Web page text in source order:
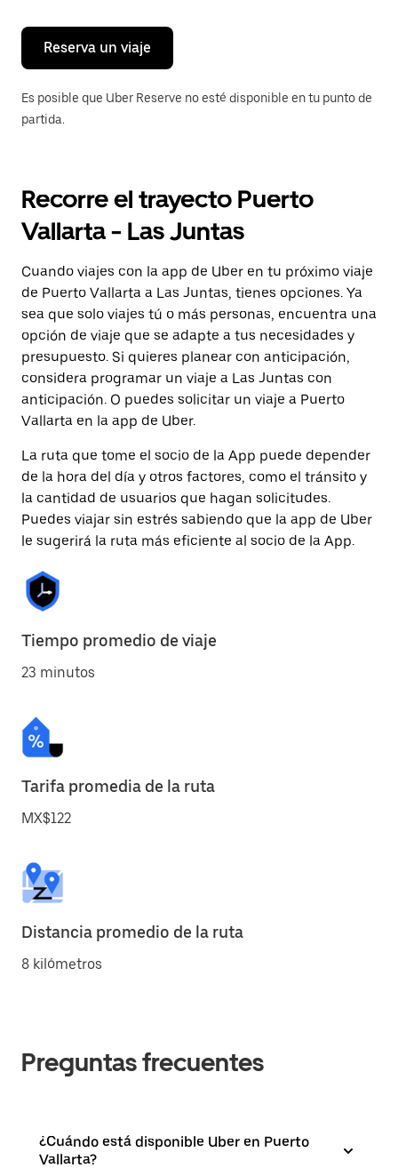
calendario.
Reserva un viaje
Es posible que Uber Reserve no esté disponible en tu punto de
partida.
Recorre el trayecto Puerto
Vallarta - Las Juntas
Cuando viajes con la app de Uber en tu próximo viaje
de Puerto Vallarta a Las Juntas, tienes opciones. Ya
sea que solo viajes tú o más personas, encuentra una
opción de viaje que se adapte a tus necesidades y
presupuesto. Si quieres planear con anticipación,
considera programar un viaje a Las Juntas con
anticipación. O puedes solicitar un viaje a Puerto
Vallarta en la app de Uber.
La ruta que tome el socio de la App puede depender
de la hora del día y otros factores, como el tránsito y
la cantidad de usuarios que hagan solicitudes.
Puedes viajar sin estrés sabiendo que la app de Uber
le sugerirá la ruta más eficiente al socio de la App.
Tiempo promedio de viaje
23 minutos
Tarifa promedia de la ruta
MX$122
Distancia promedio de la ruta
8 kilómetros
Preguntas frecuentes
¿Cuándo está disponible Uber en Puerto
Vallarta?